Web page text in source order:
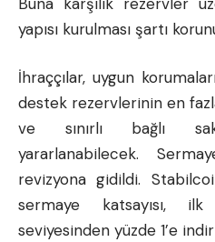
yapısı kurulması şartı
İhraççılar, uygun
destek rezervlerinin en
ve sınırlı bağlı
yararlanabilecek.
revizyona gidildi.
sermaye katsayısı,
seviyesinden yüzde 1’e